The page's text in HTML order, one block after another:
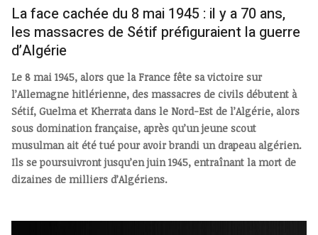
La face cachée du 8 mai 1945 : il y a 70 ans,
les massacres de Sétif préfiguraient la guerre
d’Algérie
Le 8 mai 1945, alors que la France fête sa victoire sur
l’Allemagne hitlérienne, des massacres de civils débutent à
Sétif, Guelma et Kherrata dans le Nord-Est de l’Algérie, alors
sous domination française, après qu’un jeune scout
musulman ait été tué pour avoir brandi un drapeau algérien.
Ils se poursuivront jusqu’en juin 1945, entraînant la mort de
dizaines de milliers d’Algériens.